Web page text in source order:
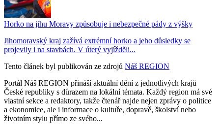
Horko na jihu Moravy způsobuje i nebezpečné pády z výšky
Jihomoravský kraj zažívá extrémní horko a jeho důsledky se
projevily i na stavbách. V úterý vyjížděli...
Tento článek byl publikován ze zdrojů Náš REGION
Portál Náš REGION přináší aktuální dění z jednotlivých krajů
České republiky s důrazem na lokální témata. Každý region má své
vlastní sekce a redaktory, takže čtenář najde nejen zprávy o politice
a ekonomice, ale i informace o kultuře, dopravě, školství nebo
životním stylu přímo ze svého...